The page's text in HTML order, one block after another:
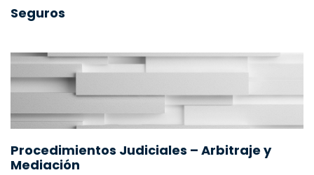
Seguros
Procedimientos Judiciales – Arbitraje y
Mediación